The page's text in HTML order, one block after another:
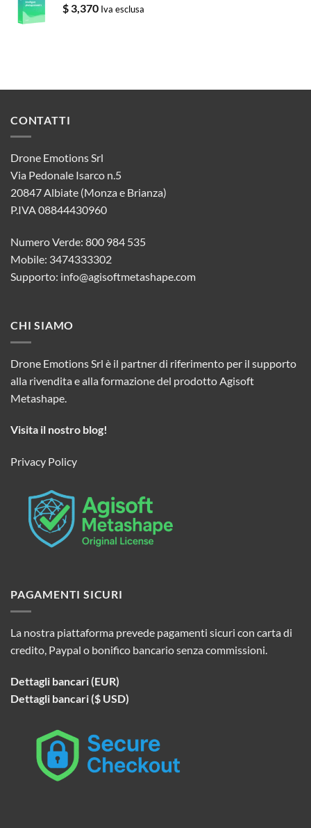
$ 3,370 Iva esclusa
CONTATTI
Drone Emotions Srl
Via Pedonale Isarco n.5
20847 Albiate (Monza e Brianza)
P.IVA 08844430960
Numero Verde: 800 984 535
Mobile: 3474333302
Supporto: info@agisoftmetashape.com
CHI SIAMO
Drone Emotions Srl è il partner di riferimento per il supporto
alla rivendita e alla formazione del prodotto Agisoft
Metashape.
Visita il nostro blog!
Privacy Policy
PAGAMENTI SICURI
La nostra piattaforma prevede pagamenti sicuri con carta di
credito, Paypal o bonifico bancario senza commissioni.
Dettagli bancari (EUR)
Dettagli bancari ($ USD)